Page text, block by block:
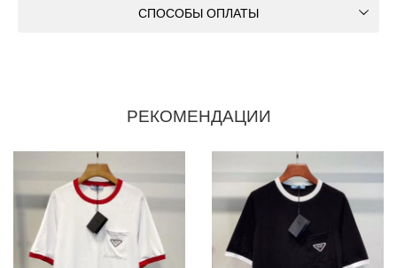
СПОСОБЫ ОПЛАТЫ
РЕКОМЕНДАЦИИ